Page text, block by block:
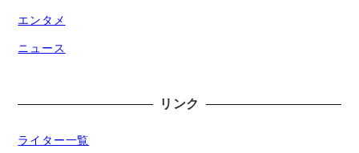
エンタメ
ニュース
リンク
ライター一覧